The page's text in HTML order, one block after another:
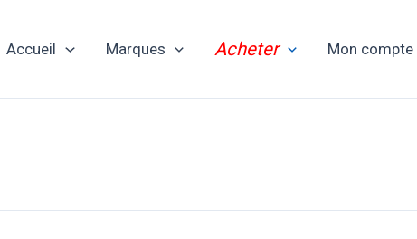
Accueil Marques Acheter Mon compte